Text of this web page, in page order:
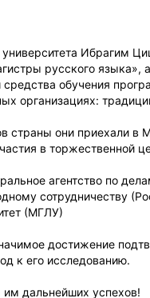
Ибрагим
русского
обучения
организациях:
страны они приехали в
в торжественной
агентство по
сотрудничеству
(МГЛУ)
достижение
к его исследованию.
дальнейших успехов!